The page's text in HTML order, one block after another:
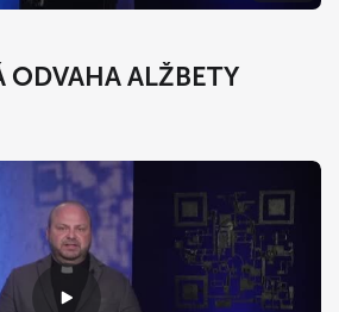
ODVAHA ALŽBETY